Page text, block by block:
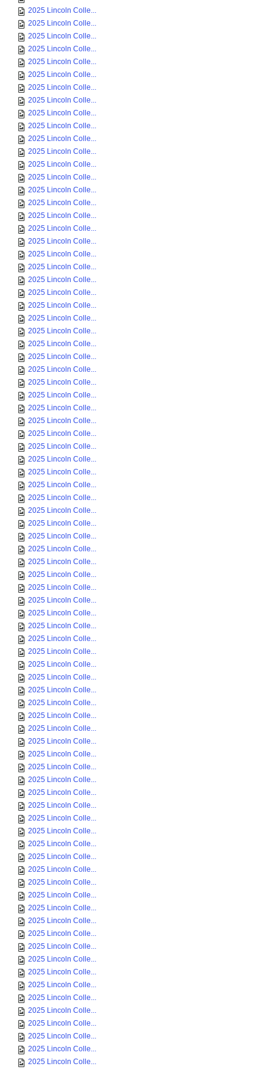
2025 Lincoln Colle...
2025 Lincoln Colle...
2025 Lincoln Colle...
2025 Lincoln Colle...
2025 Lincoln Colle...
2025 Lincoln Colle...
2025 Lincoln Colle...
2025 Lincoln Colle...
2025 Lincoln Colle...
2025 Lincoln Colle...
2025 Lincoln Colle...
2025 Lincoln Colle...
2025 Lincoln Colle...
2025 Lincoln Colle...
2025 Lincoln Colle...
2025 Lincoln Colle...
2025 Lincoln Colle...
2025 Lincoln Colle...
2025 Lincoln Colle...
2025 Lincoln Colle...
2025 Lincoln Colle...
2025 Lincoln Colle...
2025 Lincoln Colle...
2025 Lincoln Colle...
2025 Lincoln Colle...
2025 Lincoln Colle...
2025 Lincoln Colle...
2025 Lincoln Colle...
2025 Lincoln Colle...
2025 Lincoln Colle...
2025 Lincoln Colle...
2025 Lincoln Colle...
2025 Lincoln Colle...
2025 Lincoln Colle...
2025 Lincoln Colle...
2025 Lincoln Colle...
2025 Lincoln Colle...
2025 Lincoln Colle...
2025 Lincoln Colle...
2025 Lincoln Colle...
2025 Lincoln Colle...
2025 Lincoln Colle...
2025 Lincoln Colle...
2025 Lincoln Colle...
2025 Lincoln Colle...
2025 Lincoln Colle...
2025 Lincoln Colle...
2025 Lincoln Colle...
2025 Lincoln Colle...
2025 Lincoln Colle...
2025 Lincoln Colle...
2025 Lincoln Colle...
2025 Lincoln Colle...
2025 Lincoln Colle...
2025 Lincoln Colle...
2025 Lincoln Colle...
2025 Lincoln Colle...
2025 Lincoln Colle...
2025 Lincoln Colle...
2025 Lincoln Colle...
2025 Lincoln Colle...
2025 Lincoln Colle...
2025 Lincoln Colle...
2025 Lincoln Colle...
2025 Lincoln Colle...
2025 Lincoln Colle...
2025 Lincoln Colle...
2025 Lincoln Colle...
2025 Lincoln Colle...
2025 Lincoln Colle...
2025 Lincoln Colle...
2025 Lincoln Colle...
2025 Lincoln Colle...
2025 Lincoln Colle...
2025 Lincoln Colle...
2025 Lincoln Colle...
2025 Lincoln Colle...
2025 Lincoln Colle...
2025 Lincoln Colle...
2025 Lincoln Colle...
2025 Lincoln Colle...
2025 Lincoln Colle...
2025 Lincoln Colle...